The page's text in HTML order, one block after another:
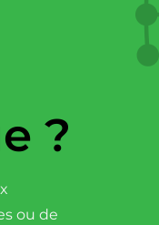
?
ou de